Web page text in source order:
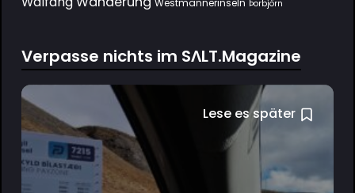
Westmännerinseln Þorbjörn
Verpasse nichts im SΛLT.Magazine
Lese es später